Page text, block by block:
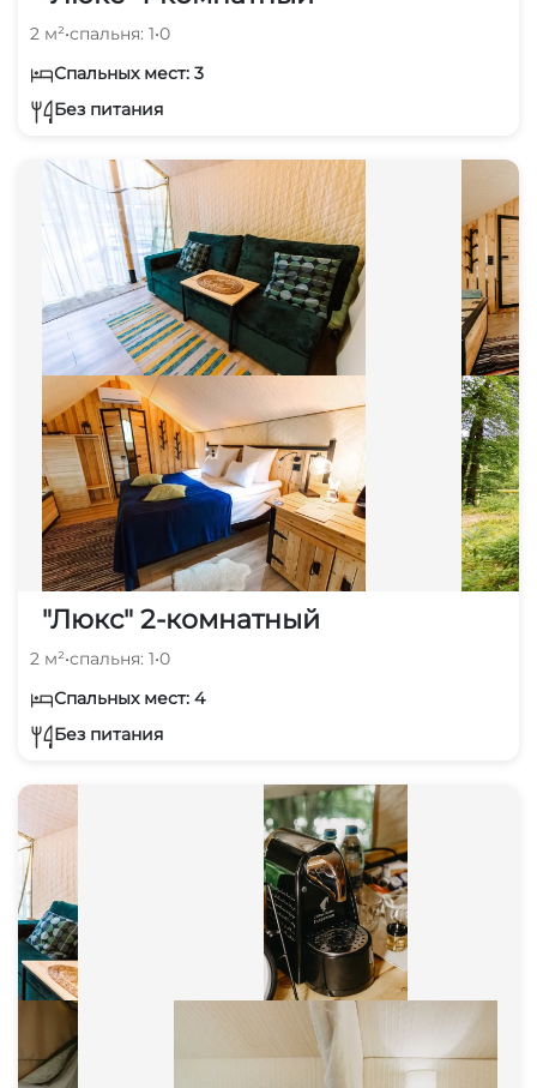
2 м²•спальня: 1•0
Спальных мест: 3
Без питания
"Люкс" 2-комнатный
2 м²•спальня: 1•0
Спальных мест: 4
Без питания